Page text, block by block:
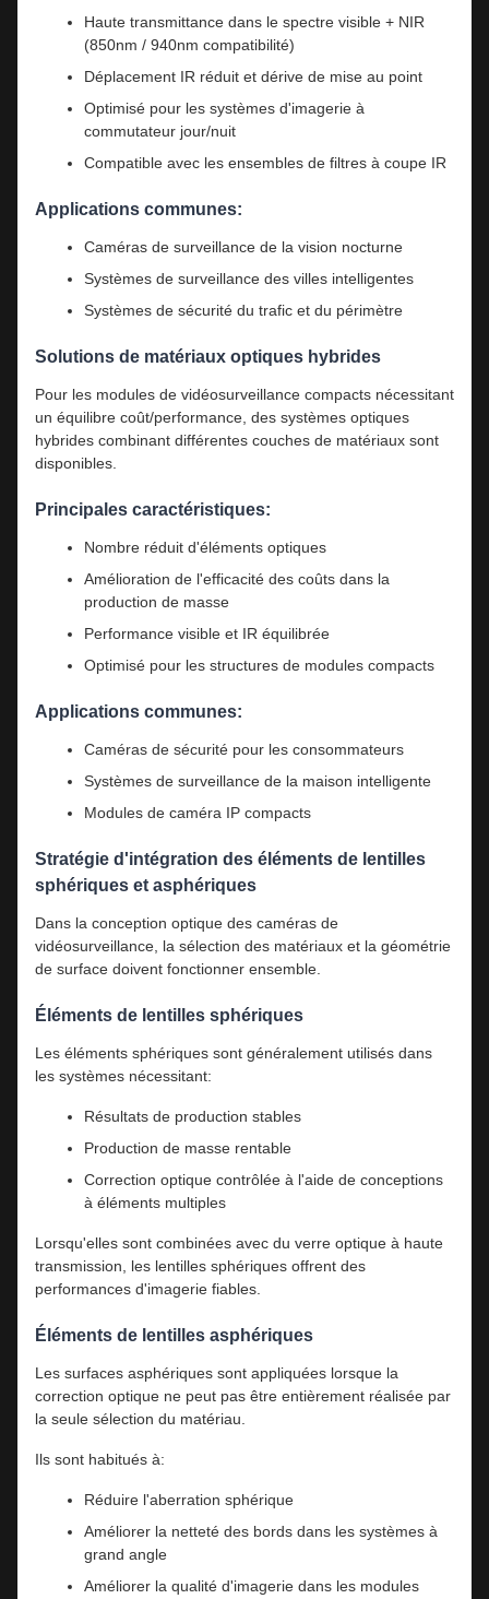
Haute transmittance dans le spectre visible + NIR
(850nm / 940nm compatibilité)
Déplacement IR réduit et dérive de mise au point
Optimisé pour les systèmes d'imagerie à
commutateur jour/nuit
Compatible avec les ensembles de filtres à coupe IR
Applications communes:
Caméras de surveillance de la vision nocturne
Systèmes de surveillance des villes intelligentes
Systèmes de sécurité du trafic et du périmètre
Solutions de matériaux optiques hybrides
Pour les modules de vidéosurveillance compacts nécessitant
un équilibre coût/performance, des systèmes optiques
hybrides combinant différentes couches de matériaux sont
disponibles.
Principales caractéristiques:
Nombre réduit d'éléments optiques
Amélioration de l'efficacité des coûts dans la
production de masse
Performance visible et IR équilibrée
Optimisé pour les structures de modules compacts
Applications communes:
Caméras de sécurité pour les consommateurs
Systèmes de surveillance de la maison intelligente
Modules de caméra IP compacts
Stratégie d'intégration des éléments de lentilles
sphériques et asphériques
Dans la conception optique des caméras de
vidéosurveillance, la sélection des matériaux et la géométrie
de surface doivent fonctionner ensemble.
Éléments de lentilles sphériques
Les éléments sphériques sont généralement utilisés dans
les systèmes nécessitant:
Résultats de production stables
Production de masse rentable
Correction optique contrôlée à l'aide de conceptions
à éléments multiples
Lorsqu'elles sont combinées avec du verre optique à haute
transmission, les lentilles sphériques offrent des
performances d'imagerie fiables.
Éléments de lentilles asphériques
Les surfaces asphériques sont appliquées lorsque la
correction optique ne peut pas être entièrement réalisée par
la seule sélection du matériau.
Ils sont habitués à:
Réduire l'aberration sphérique
Améliorer la netteté des bords dans les systèmes à
grand angle
Améliorer la qualité d'imagerie dans les modules